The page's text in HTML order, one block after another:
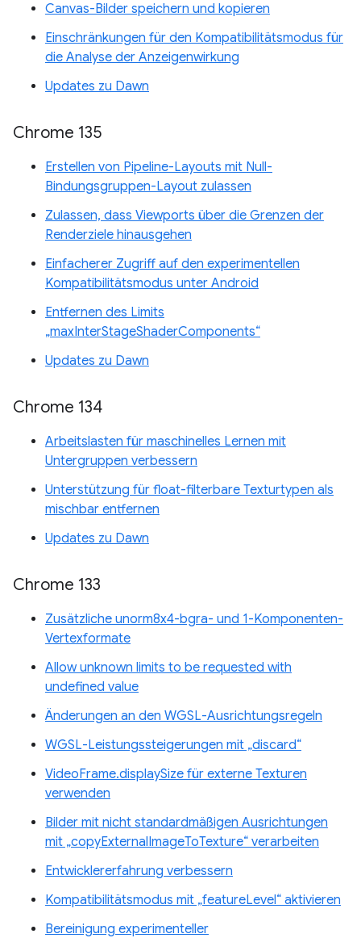
Canvas-Bilder speichern und kopieren
Einschränkungen für den Kompatibilitätsmodus für
die Analyse der Anzeigenwirkung
Updates zu Dawn
Chrome 135
Erstellen von Pipeline-Layouts mit Null-
Bindungsgruppen-Layout zulassen
Zulassen, dass Viewports über die Grenzen der
Renderziele hinausgehen
Einfacherer Zugriff auf den experimentellen
Kompatibilitätsmodus unter Android
Entfernen des Limits
„maxInterStageShaderComponents“
Updates zu Dawn
Chrome 134
Arbeitslasten für maschinelles Lernen mit
Untergruppen verbessern
Unterstützung für float-filterbare Texturtypen als
mischbar entfernen
Updates zu Dawn
Chrome 133
Zusätzliche unorm8x4-bgra- und 1-Komponenten-
Vertexformate
Allow unknown limits to be requested with
undefined value
Änderungen an den WGSL-Ausrichtungsregeln
WGSL-Leistungssteigerungen mit „discard“
VideoFrame.displaySize für externe Texturen
verwenden
Bilder mit nicht standardmäßigen Ausrichtungen
mit „copyExternalImageToTexture“ verarbeiten
Entwicklererfahrung verbessern
Kompatibilitätsmodus mit „featureLevel“ aktivieren
Bereinigung experimenteller